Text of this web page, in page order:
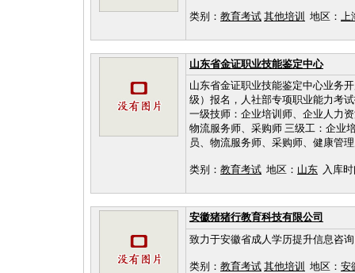
类别： 教育考试 其他培训 地区： 上
山东省金证职业技能鉴定中心
山东省金证职业技能鉴定中心业务
级）报名，人社部专项职业能力考
一级技师：企业培训师、企业人力
物流服务师、采购师 三级工：企业
员、物流服务师、采购师、健康管
类别： 教育考试 地区： 山东 入库
安徽猪猪行教育科技有限公司
致力于安徽省成人学历提升信息咨
类别： 教育考试 其他培训 地区： 安